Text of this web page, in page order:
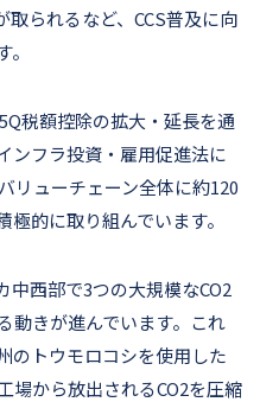
取られるなど、CCS普及に向
税額控除の拡大・延長を通
ンフラ投資・雇用促進法に
リューチェーン全体に約120
的に取り組んでいます。
中西部で3つの大規模なCO2
動きが進んでいます。これ
のトウモロコシを使用した
場から放出されるCO2を圧縮